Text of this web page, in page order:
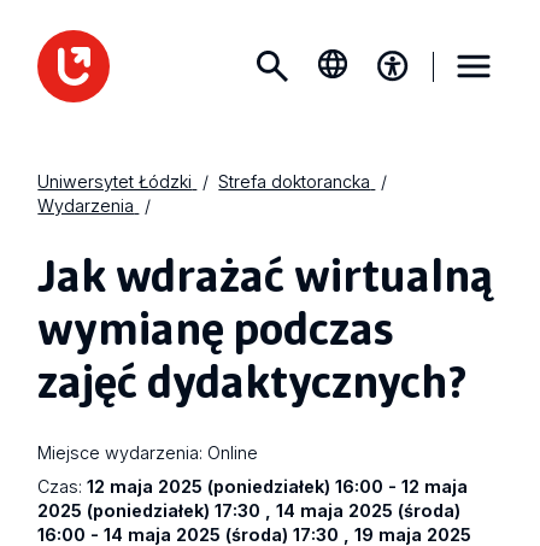
Uniwersytet Łódzki
Strefa doktorancka
Wydarzenia
Jak wdrażać wirtualną
wymianę podczas
zajęć dydaktycznych?
Miejsce wydarzenia: Online
Czas:12 maja 2025 (poniedziałek) 16:00 - 12 maja
2025 (poniedziałek) 17:30 , 14 maja 2025 (środa)
16:00 - 14 maja 2025 (środa) 17:30 , 19 maja 2025